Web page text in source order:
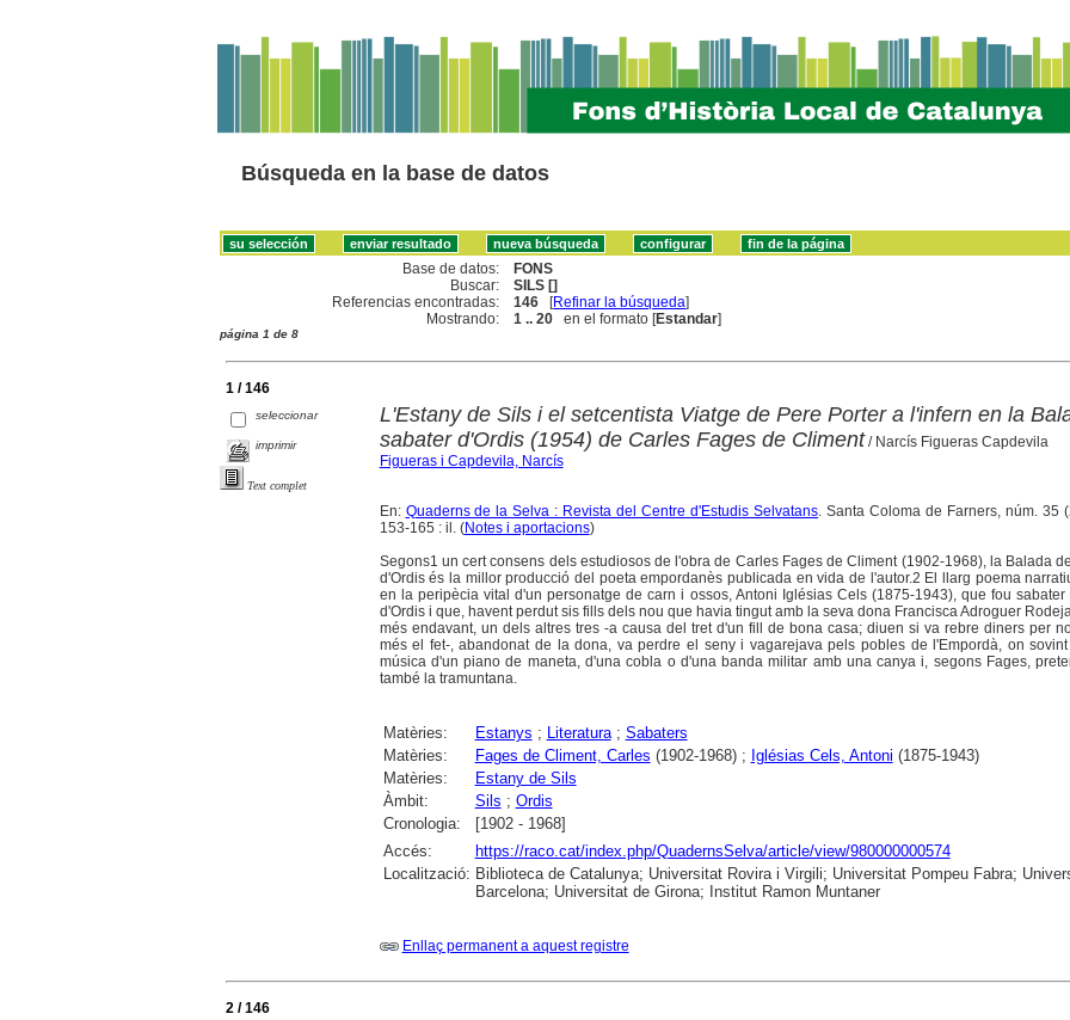
Búsqueda en la base de datos
Base de datos:
FONS
Buscar:
SILS []
Referencias encontradas:
146 [Refinar la búsqueda]
Mostrando:
1 .. 20 en el formato [Estandar]
página 1 de 8
1 / 146
seleccionar
imprimir
Text complet
L'Estany de Sils i el setcentista Viatge de Pere Porter a l'infern en la
sabater d'Ordis (1954) de Carles Fages de Climent/ Narcís Figueras Capdevila
Figueras i Capdevila, Narcís
En: Quaderns de la Selva : Revista del Centre d'Estudis Selvatans. Santa Coloma de Farners, núm. 35
153-165 : il. (Notes i aportacions)
Segons1 un cert consens dels estudiosos de l'obra de Carles Fages de Climent (1902-1968), la Balada
d'Ordis és la millor producció del poeta empordanès publicada en vida de l'autor.2 El llarg poema
en la peripècia vital d'un personatge de carn i ossos, Antoni Iglésias Cels (1875-1943), que fou
d'Ordis i que, havent perdut sis fills dels nou que havia tingut amb la seva dona Francisca Adroguer
més endavant, un dels altres tres -a causa del tret d'un fill de bona casa; diuen si va rebre diners per
més el fet-, abandonat de la dona, va perdre el seny i vagarejava pels pobles de l'Empordà, on
música d'un piano de maneta, d'una cobla o d'una banda militar amb una canya i, segons Fages,
també la tramuntana.
Matèries: Estanys ; Literatura; Sabaters
Matèries:
Fages de Climent, Carles (1902-1968) ; Iglésias Cels, Antoni (1875-1943)
Matèries:
Estany de Sils
Àmbit:
Sils ; Ordis
Cronologia:
[1902 - 1968]
Accés:
https://raco.cat/index.php/QuadernsSelva/article/view/980000000574
Localització: Biblioteca de Catalunya; Universitat Rovira i Virgili; Universitat Pompeu Fabra;
Barcelona; Universitat de Girona; Institut Ramon Muntaner
Enllaç permanent a aquest registre
2 / 146